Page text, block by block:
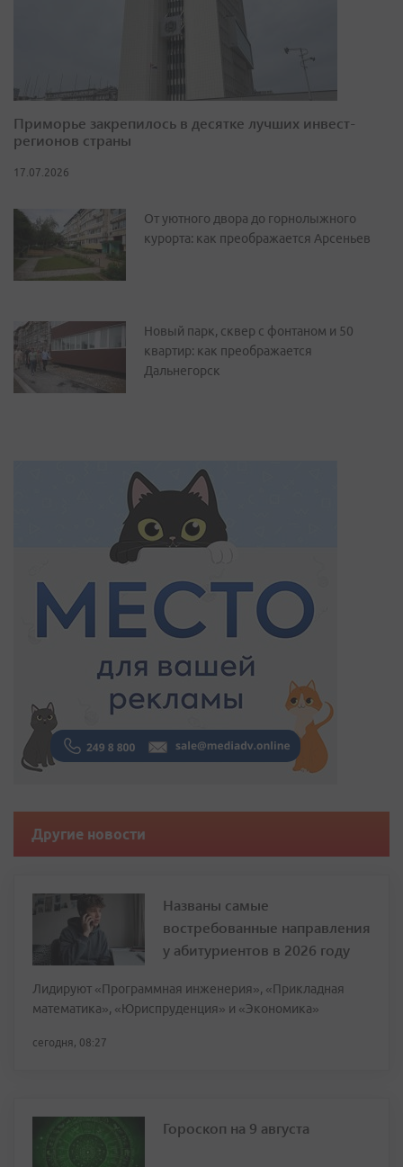
Приморье закрепилось в десятке лучших инвест-
регионов страны
17.07.2026
От уютного двора до горнолыжного
курорта: как преображается Арсеньев
Новый парк, сквер с фонтаном и 50
квартир: как преображается
Дальнегорск
Другие новости
Названы самые
востребованные направления
у абитуриентов в 2026 году
Лидируют «Программная инженерия», «Прикладная
математика», «Юриспруденция» и «Экономика»
сегодня, 08:27
Гороскоп на 9 августа